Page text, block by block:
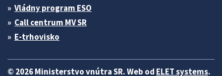
Vládny program ESO
Call centrum MV SR
E-trhovisko
© 2026 Ministerstvo vnútra SR. Web od ELET systems.